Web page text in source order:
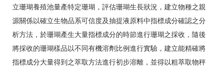
立珊瑚養殖池量產特定珊瑚，評估珊瑚生長狀況，建立物種之親
源關係以確立生物品系可信度及抽提液原料中指標成分確認之分
析方法，於珊瑚產生大量指標成分的時節進行珊瑚之採收，隨後
將採收的珊瑚樣品以不同有機溶劑比例進行實驗，建立能精確將
指標成分大量得到之萃取方法進行初步溶離，並得以粗萃取物秤